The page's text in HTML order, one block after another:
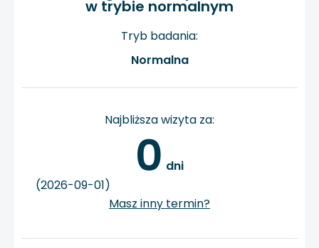
w trybie normalnym
Tryb badania:
Normalna
Najbliższa wizyta za:
0 dni
(2026-09-01)
Masz inny termin?